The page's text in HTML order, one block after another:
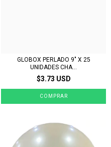
GLOBOX PERLADO 9" X 25
UNIDADES CHA...
$3.73 USD